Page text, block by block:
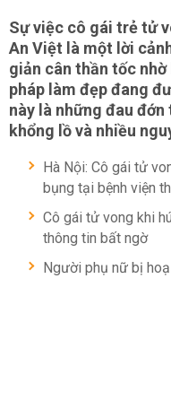
Sự việc cô gái trẻ tử
An Việt là một lời
giản cân thần tốc
pháp làm đẹp đang
này là những đau
khổng lồ và nhiều
Hà Nội: Cô gái tử
bụng tại bệnh viện
Cô gái tử vong khi
thông tin bất ngờ
Người phụ nữ bị